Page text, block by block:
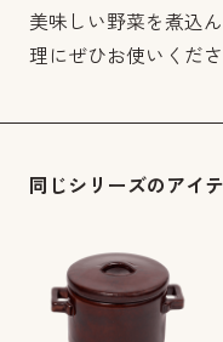
美味しい野菜を煮込
理にぜひお使いくださ
同じシリーズのアイ